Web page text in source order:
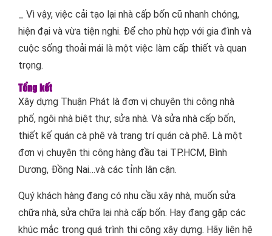
_ Vì vậy, việc cải tạo lại nhà cấp bốn cũ nhanh chóng,
hiện đại và vừa tiện nghi. Để cho phù hợp với gia đình và
cuộc sống thoải mái là một việc làm cấp thiết và quan
trọng.
Tổng kết
Xây dựng Thuận Phát là đơn vị chuyên thi công nhà
phố, ngôi nhà biệt thự, sửa nhà. Và sửa nhà cấp bốn,
thiết kế quán cà phê và trang trí quán cà phê. Là một
đơn vị chuyên thi công hàng đầu tại TP.HCM, Bình
Dương, Đồng Nai…và các tỉnh lân cận.
Quý khách hàng đang có nhu cầu xây nhà, muốn sửa
chữa nhà, sửa chữa lại nhà cấp bốn. Hay đang gặp các
khúc mắc trong quá trình thi công xây dựng. Hãy liên hệ